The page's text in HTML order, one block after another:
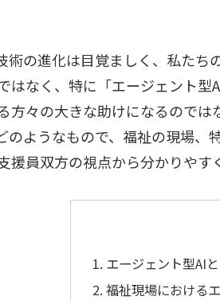
術の進化は目覚ましく、私た
はなく、特に「エージェント
方々の大きな助けになるので
のようなもので、福祉の現場、
援員双方の視点から分かりやす
エージェント型AI
福祉現場における